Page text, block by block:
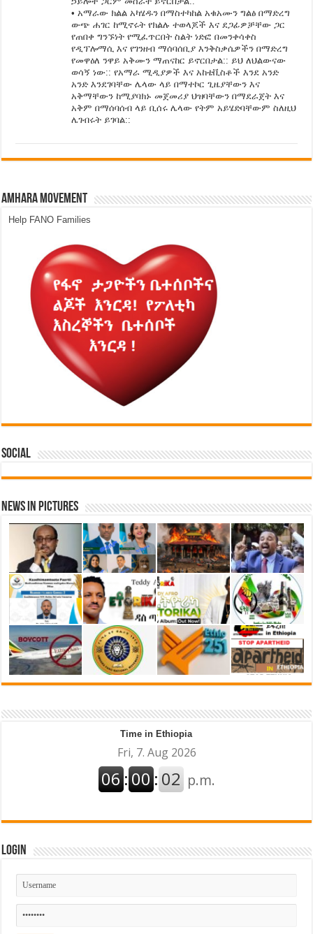
• አማራው ክልል አካሄዱን በማስተካከል አቁአሙን ግልፅ በማድረግ
ውጭ ሐገር ከሚኖሩት የክልሉ ተወላጆች እና ደጋፊዎቻቸው ጋር
የጠበቀ ግንኙነት የሚፈጥርበት ስልት ነድፎ በመንቀሳቀስ
የዲፕሎማሲ እና የገንዘብ ማሰባሰቢያ እንቅስቃሴዎችን በማድረግ
የመዋዕለ ንዋይ አቅሙን ማጠናከር ይኖርበታል:: ይህ ለህልውናው
ወሳኝ ነው:: የአማራ ሚዲያዎች እና አከቴቪስቶች እንደ አንድ
አንድ እንደገባቸው ሌላው ላይ በማተኮር ጊዜያቸውን እና
አቅማቸውን ከሚያባክኑ መጀመሪያ ህዝባቸውን በማደራጀት እና
አቅም በማሰባሰብ ላይ ቢሰሩ ሌላው የትም አይሄድባቸውም ስለዚህ
ሌገብሩት ይገባል::
Amhara Movement
Help FANO Families
Social
News in Pictures
Time in Ethiopia
Login